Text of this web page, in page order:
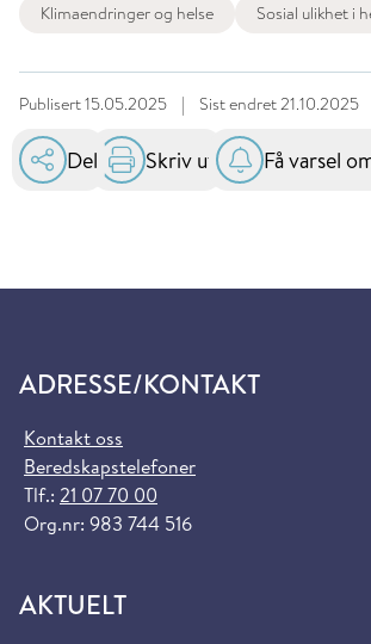
Klimaendringer og helse Sosial ulikhet i
Publisert15.05.2025 | Sist endret21.10.2025
Del Skriv ut Få varsel
ADRESSE/KONTAKT
Kontakt oss
Beredskapstelefoner
Tlf.: 21 07 70 00
Org.nr: 983 744 516
AKTUELT